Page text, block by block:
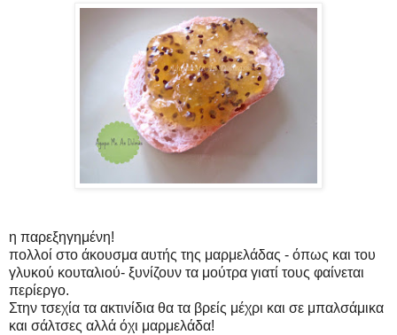
η παρεξηγημένη!
πολλοί στο άκουσμα αυτής της μαρμελάδας - όπως και του
γλυκού κουταλιού- ξυνίζουν τα μούτρα γιατί τους φαίνεται
περίεργο.
Στην τσεχία τα ακτινίδια θα τα βρείς μέχρι και σε μπαλσάμικα
και σάλτσες αλλά όχι μαρμελάδα!